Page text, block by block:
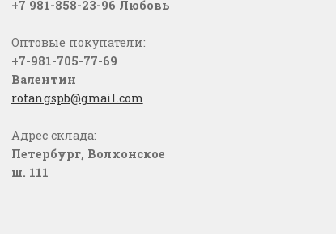
+7 981-858-23-96 Любовь
Оптовые покупатели:
+7-981-705-77-69
Валентин
rotangspb@gmail.com
Адрес склада:
Петербург, Волхонское
ш. 111